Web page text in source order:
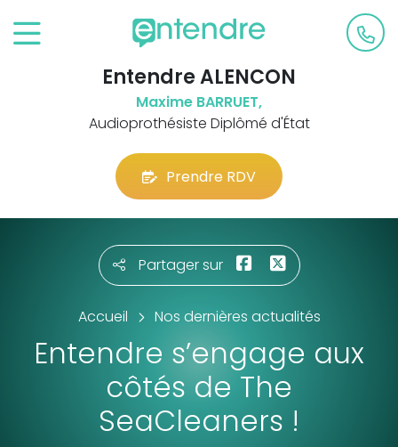
Entendre ALENCON
Maxime BARRUET,
Audioprothésiste Diplômé d'État
Prendre RDV
Partager sur
Accueil Nos dernières actualités
Entendre s’engage aux
côtés de The
SeaCleaners !